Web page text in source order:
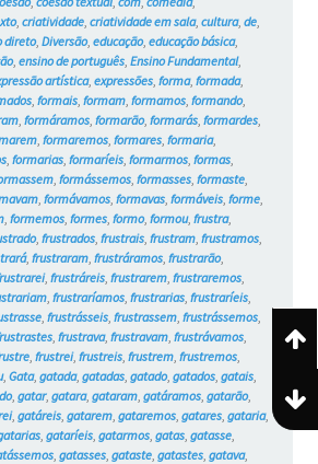
, criatividade, criatividade em sala, cultura, de,
direto, Diversão, educação, educação básica,
, ensino de português, Ensino Fundamental,
artística, expressões, forma, formada,
, formais, formam, formamos, formando,
, formáramos, formarão, formarás, formardes,
, formaremos, formares, formaria,
, formarias, formaríeis, formarmos, formas,
, formássemos, formasses, formaste,
, formávamos, formavas, formáveis, forme,
, formemos, formes, formo, formou, frustra,
, frustrados, frustrais, frustram, frustramos,
, frustraram, frustráramos, frustrarão,
, frustráreis, frustrarem, frustraremos,
, frustraríamos, frustrarias, frustraríeis,
, frustrásseis, frustrassem, frustrássemos,
, frustrava, frustravam, frustrávamos,
, frustrei, frustreis, frustrem, frustremos,
, Gata, gatada, gatadas, gatado, gatados, gatais,
, gatar, gatara, gataram, gatáramos, gatarão,
, gatáreis, gatarem, gataremos, gatares, gataria,
, gataríeis, gatarmos, gatas, gatasse,
, gatasses, gataste, gatastes, gatava,